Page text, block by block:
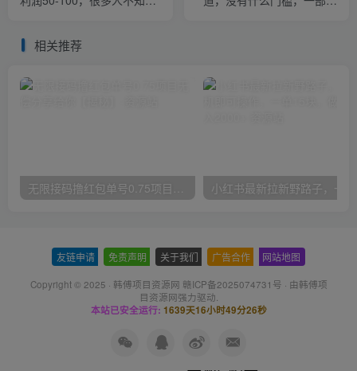
相关推荐
友链申请 免责声明 关于我们 广告合作 网站地图
Copyright © 2025 · 韩傅项目资源网 赣ICP备2025074731号 · 由韩傅项
目资源网强力驱动.
本站已安全运行: 1639天16小时49分27秒